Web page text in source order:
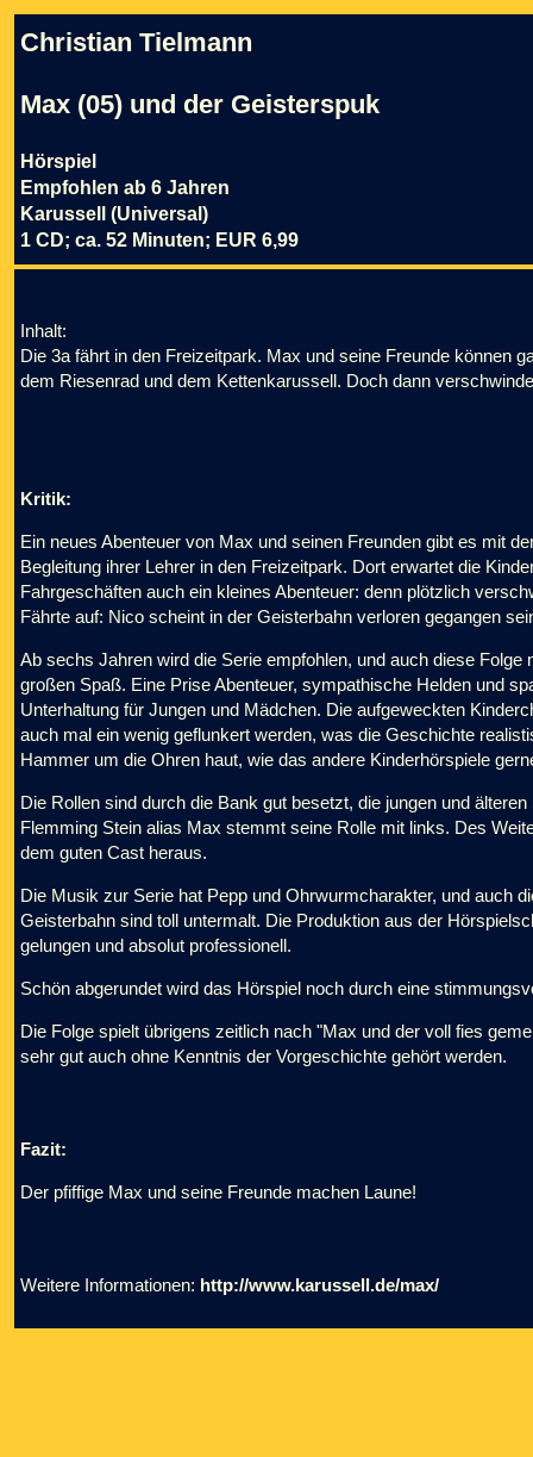
Christian Tielmann
Max (05) und der Geisterspuk
Hörspiel
Empfohlen ab 6 Jahren
Karussell (Universal)
1 CD; ca. 52 Minuten; EUR 6,99
Inhalt:
Die 3a fährt in den Freizeitpark. Max und seine Freunde können
dem Riesenrad und dem Kettenkarussell. Doch dann
Kritik:
Ein neues Abenteuer von Max und seinen Freunden gibt es mit
Begleitung ihrer Lehrer in den Freizeitpark. Dort erwartet die
Fahrgeschäften auch ein kleines Abenteuer: denn plötzlich
Fährte auf: Nico scheint in der Geisterbahn verloren gegangen
Ab sechs Jahren wird die Serie empfohlen, und auch diese
großen Spaß. Eine Prise Abenteuer, sympathische Helden und
Unterhaltung für Jungen und Mädchen. Die aufgeweckten
auch mal ein wenig geflunkert werden, was die Geschichte
Hammer um die Ohren haut, wie das andere Kinderhörspiele
Die Rollen sind durch die Bank gut besetzt, die jungen und
Flemming Stein alias Max stemmt seine Rolle mit links. Des
dem guten Cast heraus.
Die Musik zur Serie hat Pepp und Ohrwurmcharakter, und auch
Geisterbahn sind toll untermalt. Die Produktion aus der
gelungen und absolut professionell.
Schön abgerundet wird das Hörspiel noch durch eine
Die Folge spielt übrigens zeitlich nach "Max und der voll fies
sehr gut auch ohne Kenntnis der Vorgeschichte gehört werden.
Fazit:
Der pfiffige Max und seine Freunde machen Laune!
Weitere Informationen: http://www.karussell.de/max/